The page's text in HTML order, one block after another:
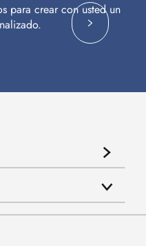
para crear con usted un